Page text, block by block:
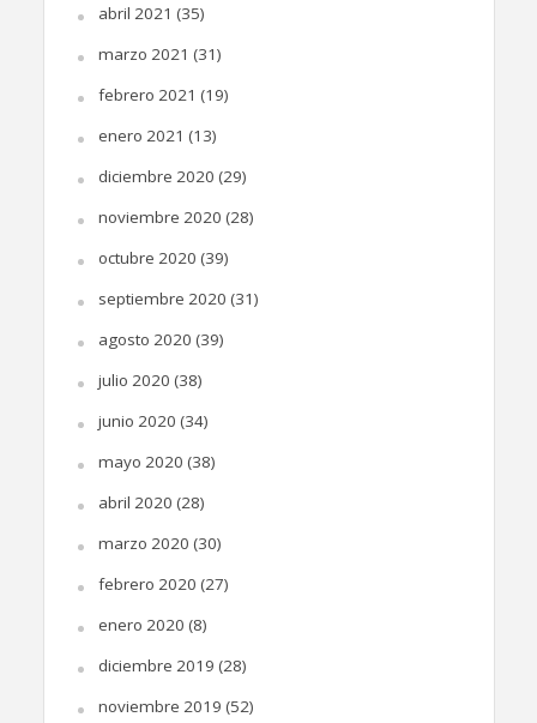
abril 2021 (35)
marzo 2021 (31)
febrero 2021 (19)
enero 2021 (13)
diciembre 2020 (29)
noviembre 2020 (28)
octubre 2020 (39)
septiembre 2020 (31)
agosto 2020 (39)
julio 2020 (38)
junio 2020 (34)
mayo 2020 (38)
abril 2020 (28)
marzo 2020 (30)
febrero 2020 (27)
enero 2020 (8)
diciembre 2019 (28)
noviembre 2019 (52)